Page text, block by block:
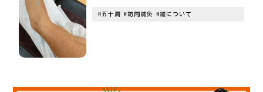
#五十肩 #訪問鍼灸 #鍼について